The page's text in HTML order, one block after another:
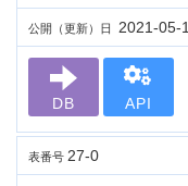
公開（更新）日 2021-05-
DB API
表番号 27-0